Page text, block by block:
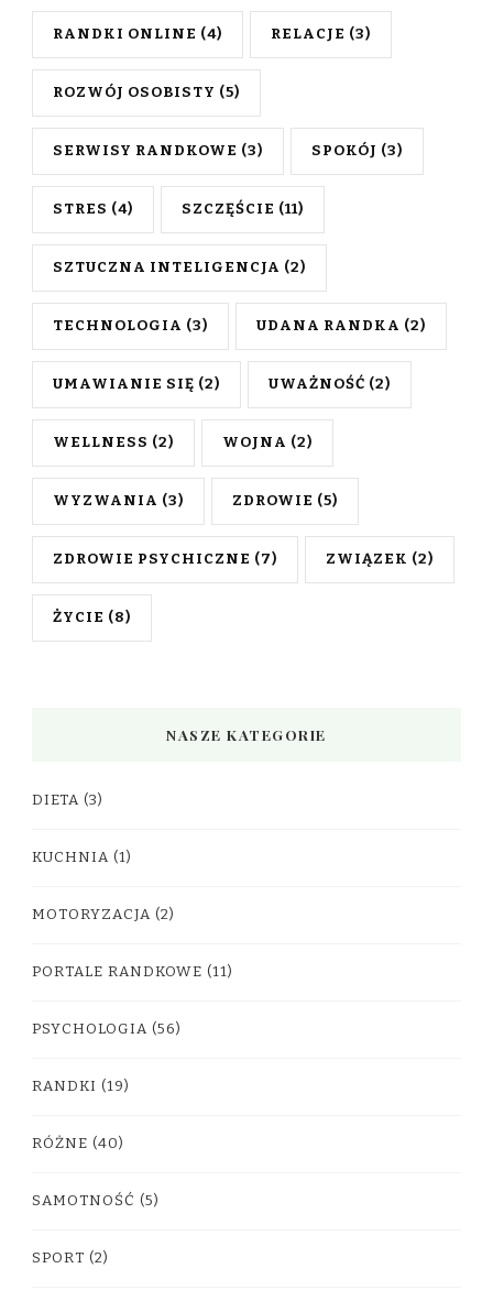
RANDKI ONLINE (4) RELACJE (3)
ROZWÓJ OSOBISTY (5)
SERWISY RANDKOWE (3) SPOKÓJ (3)
STRES (4) SZCZĘŚCIE (11)
SZTUCZNA INTELIGENCJA (2)
TECHNOLOGIA (3) UDANA RANDKA (2)
UMAWIANIE SIĘ (2) UWAŻNOŚĆ (2)
WELLNESS (2) WOJNA (2)
WYZWANIA (3) ZDROWIE (5)
ZDROWIE PSYCHICZNE (7) ZWIĄZEK (2)
ŻYCIE (8)
NASZE KATEGORIE
DIETA (3)
KUCHNIA (1)
MOTORYZACJA (2)
PORTALE RANDKOWE (11)
PSYCHOLOGIA (56)
RANDKI (19)
RÓŻNE (40)
SAMOTNOŚĆ (5)
SPORT (2)